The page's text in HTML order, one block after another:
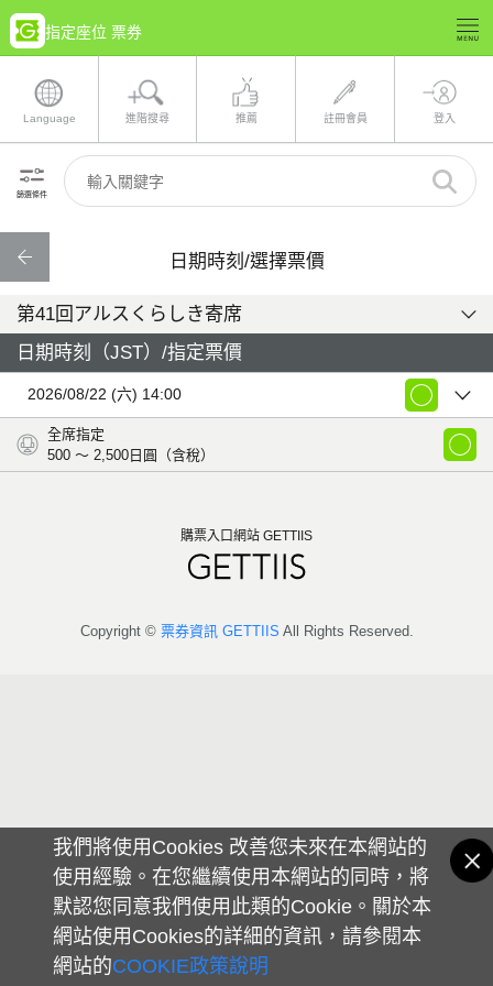
我們將使用Cookies 改善您未來在本網站的
使用經驗。在您繼續使用本網站的同時，將
默認您同意我們使用此類的Cookie。關於本
網站使用Cookies的詳細的資訊，請參閱本
網站的COOKIE政策說明
指定座位 票券
Language 進階搜尋 推薦 註冊會員 登入
篩選條件
日期時刻/選擇票價
第41回アルスくらしき寄席
日期時刻（JST）/指定票價
2026/08/22 (六) 14:00
全席指定
500 〜 2,500 日圓（含稅）
購票入口網站 GETTIIS
Copyright © 票券資訊 GETTIIS All Rights Reserved.